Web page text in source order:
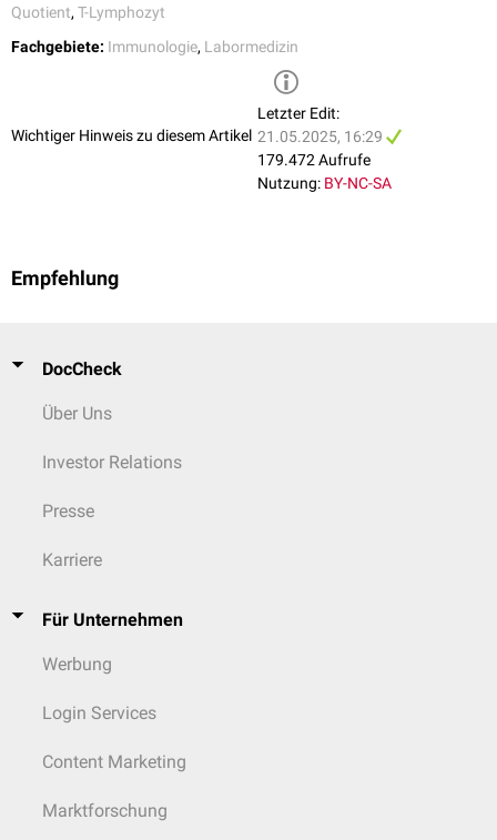
Quotient, T-Lymphozyt
Fachgebiete: Immunologie, Labormedizin
Wichtiger Hinweis zu diesem Artikel
Letzter Edit:
21.05.2025, 16:29
179.472 Aufrufe
Nutzung: BY-NC-SA
Empfehlung
DocCheck
Über Uns
Investor Relations
Presse
Karriere
Für Unternehmen
Werbung
Login Services
Content Marketing
Marktforschung